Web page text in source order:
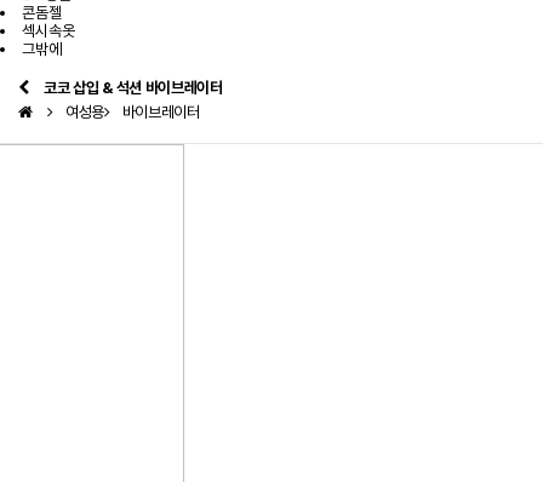
콘돔젤
섹시속옷
그밖에
코코 삽입 & 석션 바이브레이터
여성용
바이브레이터